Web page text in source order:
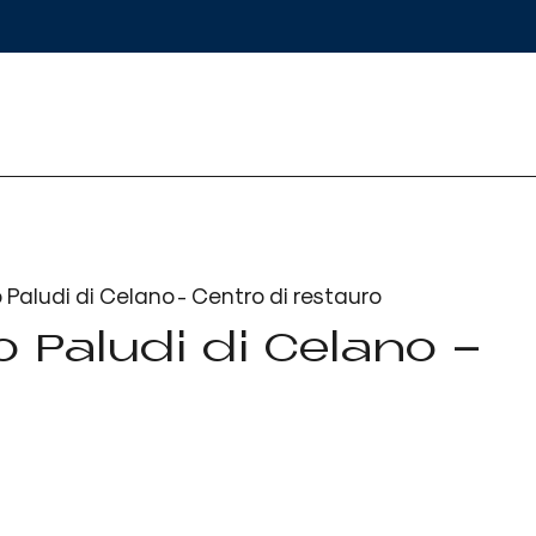
Paludi di Celano - Centro di restauro
Paludi di Celano -